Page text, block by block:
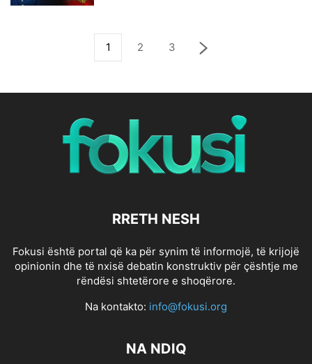
1 2 3
RRETH NESH
Fokusi është portal që ka për synim të informojë, të krijojë
opinionin dhe të nxisë debatin konstruktiv për çështje me
rëndësi shtetërore e shoqërore.
Na kontakto: info@fokusi.org
NA NDIQ